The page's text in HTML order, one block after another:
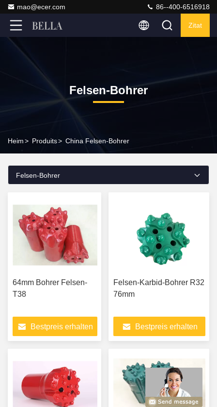
mao@ecer.com 86--400-6516918
Zitat
Felsen-Bohrer
Heim> Produits> China Felsen-Bohrer
Felsen-Bohrer
64mm Bohrer Felsen-
T38
Bestpreis erhalten
Felsen-Karbid-Bohrer R32
76mm
Bestpreis erhalten